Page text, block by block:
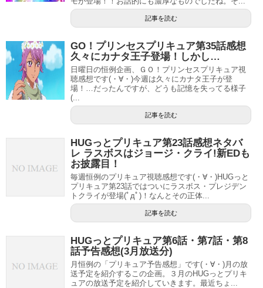
記事を読む
GO！プリンセスプリキュア第35話感想
久々にカナタ王子登場！しかし…
日曜日の恒例企画、ＧＯ！プリンセスプリキュア視
聴感想です(・∀・)今週は久々にカナタ王子が登
場！…だったんですが、どうも記憶を失ってる様子
(...
記事を読む
HUGっとプリキュア第23話感想ネタバ
レ ラスボスはジョージ・クライ!新EDも
お披露目！
毎週恒例のプリキュア視聴感想です(・∀・)HUGっと
プリキュア第23話ではついにラスボス・プレジデン
トクライが登場(ﾟдﾟ)！なんとその正体...
記事を読む
HUGっとプリキュア第6話・第7話・第8
話予告感想(3月放送分)
月恒例の「プリキュア予告感想」です(・∀・)月の放
送予定を紹介するこの企画。３月のHUGっとプリキ
ュアの放送予定を紹介していきます。最近ちょ...